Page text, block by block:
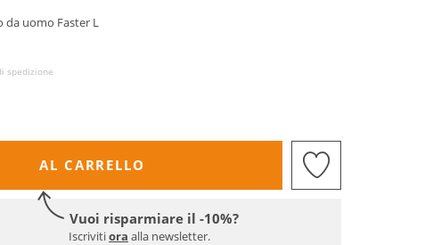
da uomo Faster L
spedizione
AL CARRELLO
Vuoi risparmiare il -10%?
Iscrivitiora alla newsletter.